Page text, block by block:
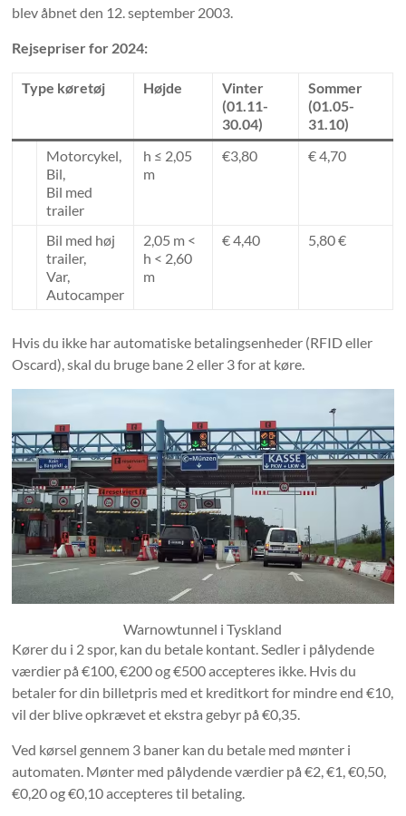
blev åbnet den 12. september 2003.
Rejsepriser for 2024:
Type køretøj Højde
Vinter
(01.11-
30.04)
Sommer
(01.05-
31.10)
Motorcykel,
Bil,
Bil med
trailer
h ≤ 2,05
m
€3,80 € 4,70
Bil med høj
trailer,
Var,
Autocamper
2,05 m <
h < 2,60
m
€ 4,40 5,80 €
Hvis du ikke har automatiske betalingsenheder (RFID eller
Oscard), skal du bruge bane 2 eller 3 for at køre.
Warnowtunnel i Tyskland
Kører du i 2 spor, kan du betale kontant. Sedler i pålydende
værdier på €100, €200 og €500 accepteres ikke. Hvis du
betaler for din billetpris med et kreditkort for mindre end €10,
vil der blive opkrævet et ekstra gebyr på €0,35.
Ved kørsel gennem 3 baner kan du betale med mønter i
automaten. Mønter med pålydende værdier på €2, €1, €0,50,
€0,20 og €0,10 accepteres til betaling.